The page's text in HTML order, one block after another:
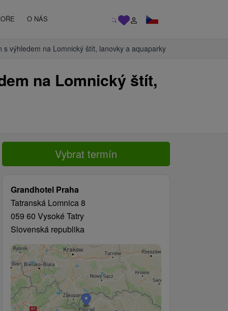
O NÁS
výhledem na Lomnický štít, lanovky a aquaparky
na Lomnický štít,
Vybrat termín
Grandhotel Praha
Tatranská Lomnica 8
059 60 Vysoké Tatry
Slovenská republika